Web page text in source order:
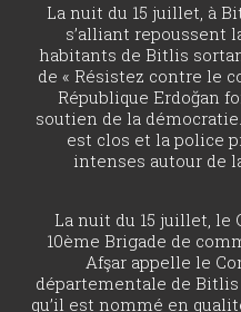
La nuit du 15 juillet, à
s’alliant repoussent
habitants de Bitlis
de « Résistez contre le
République Erdoğan
soutien de la
est clos et la police
intenses autour de
La nuit du 15 juillet, le
10ème Brigade de
Afşar appelle le
départementale de
qu’il est nommé en